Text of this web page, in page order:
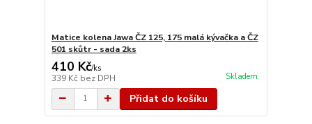
Matice kolena Jawa ČZ 125, 175 malá kývačka a ČZ
501 skůtr - sada 2ks
410 Kč/ks
339 Kč bez DPH Skladem
Přidat do košíku